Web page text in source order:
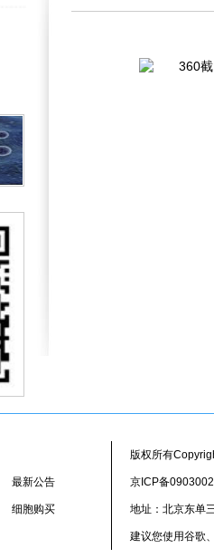
最新公告
细胞购买
版权所有
京ICP备
地址：北京东单
建议您使用谷歌